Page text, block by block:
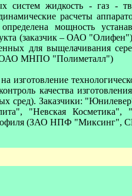
систем жидкость - газ -
расчеты
мощность
(заказчик – ОАО
для выщелачивания
– ОАО МНПО "Полиметалл")
изготовление
качества
сред). Заказчики:
"Невская Косметика",
профиля (ЗАО НПФ "Миксинг",